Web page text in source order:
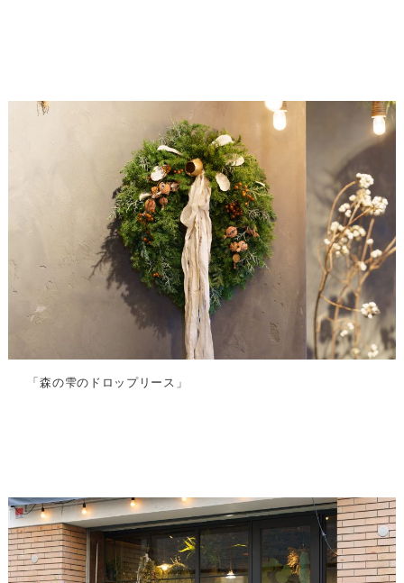
「森の雫のドロップリース」